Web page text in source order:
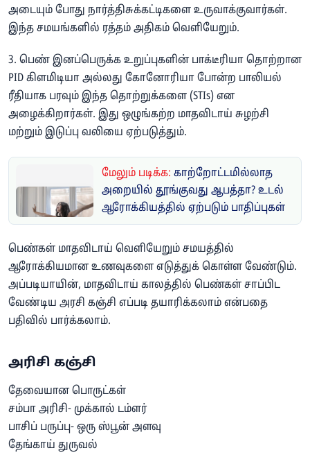
அடையும் போது நார்த்திசுக்கட்டிகளை உருவாக்குவார்கள்.
இந்த சமயங்களில் ரத்தம் அதிகம் வெளியேறும்.
3. பெண் இனப்பெருக்க உறுப்புகளின் பாக்டீரியா தொற்றான
PID கிளமிடியா அல்லது கோனோரியா போன்ற பாலியல்
ரீதியாக பரவும் இந்த தொற்றுக்களை (STIs) என
அழைக்கிறார்கள். இது ஒழுங்கற்ற மாதவிடாய் சுழற்சி
மற்றும் இடுப்பு வலியை ஏற்படுத்தும்.
மேலும் படிக்க: காற்றோட்டமில்லாத
அறையில் தூங்குவது ஆபத்தா? உடல்
ஆரோக்கியத்தில் ஏற்படும் பாதிப்புகள்
பெண்கள் மாதவிடாய் வெளியேறும் சமயத்தில்
ஆரோக்கியமான உணவுகளை எடுத்துக் கொள்ள வேண்டும்.
அப்படியாயின், மாதவிடாய் காலத்தில் பெண்கள் சாப்பிட
வேண்டிய அரசி கஞ்சி எப்படி தயாரிக்கலாம் என்பதை
பதிவில் பார்க்கலாம்.
அரிசி கஞ்சி
தேவையான பொருட்கள்
சம்பா அரிசி- முக்கால் டம்ளர்
பாசிப் பருப்பு- ஒரு ஸ்பூன் அளவு
தேங்காய் துருவல்